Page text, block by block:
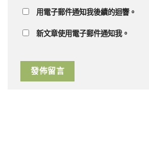
用電子郵件通知我後續的迴響。
新文章使用電子郵件通知我。